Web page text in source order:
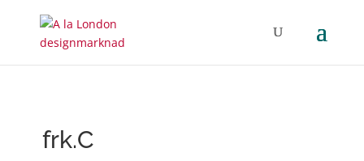
frk.C